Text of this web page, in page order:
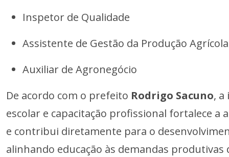
Inspetor de Qualidade
Assistente de Gestão da Produção
Auxiliar de Agronegócio
De acordo com o prefeito Rodrigo Sacuno, a
escolar e capacitação profissional fortalece a
e contribui diretamente para o
alinhando educação às demandas produtivas